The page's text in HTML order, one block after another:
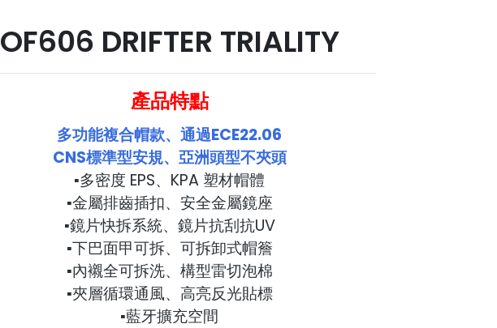
OF606 DRIFTER TRIALITY
產品特點
多功能複合帽款、通過ECE22.06
CNS標準型安規、亞洲頭型不夾頭
▪多密度 EPS、KPA 塑材帽體
▪金屬排齒插扣、安全金屬鏡座
▪鏡片快拆系統、鏡片抗刮抗UV
▪下巴面甲可拆、可拆卸式帽簷
▪內襯全可拆洗、構型雷切泡棉
▪夾層循環通風、高亮反光貼標
▪藍牙擴充空間